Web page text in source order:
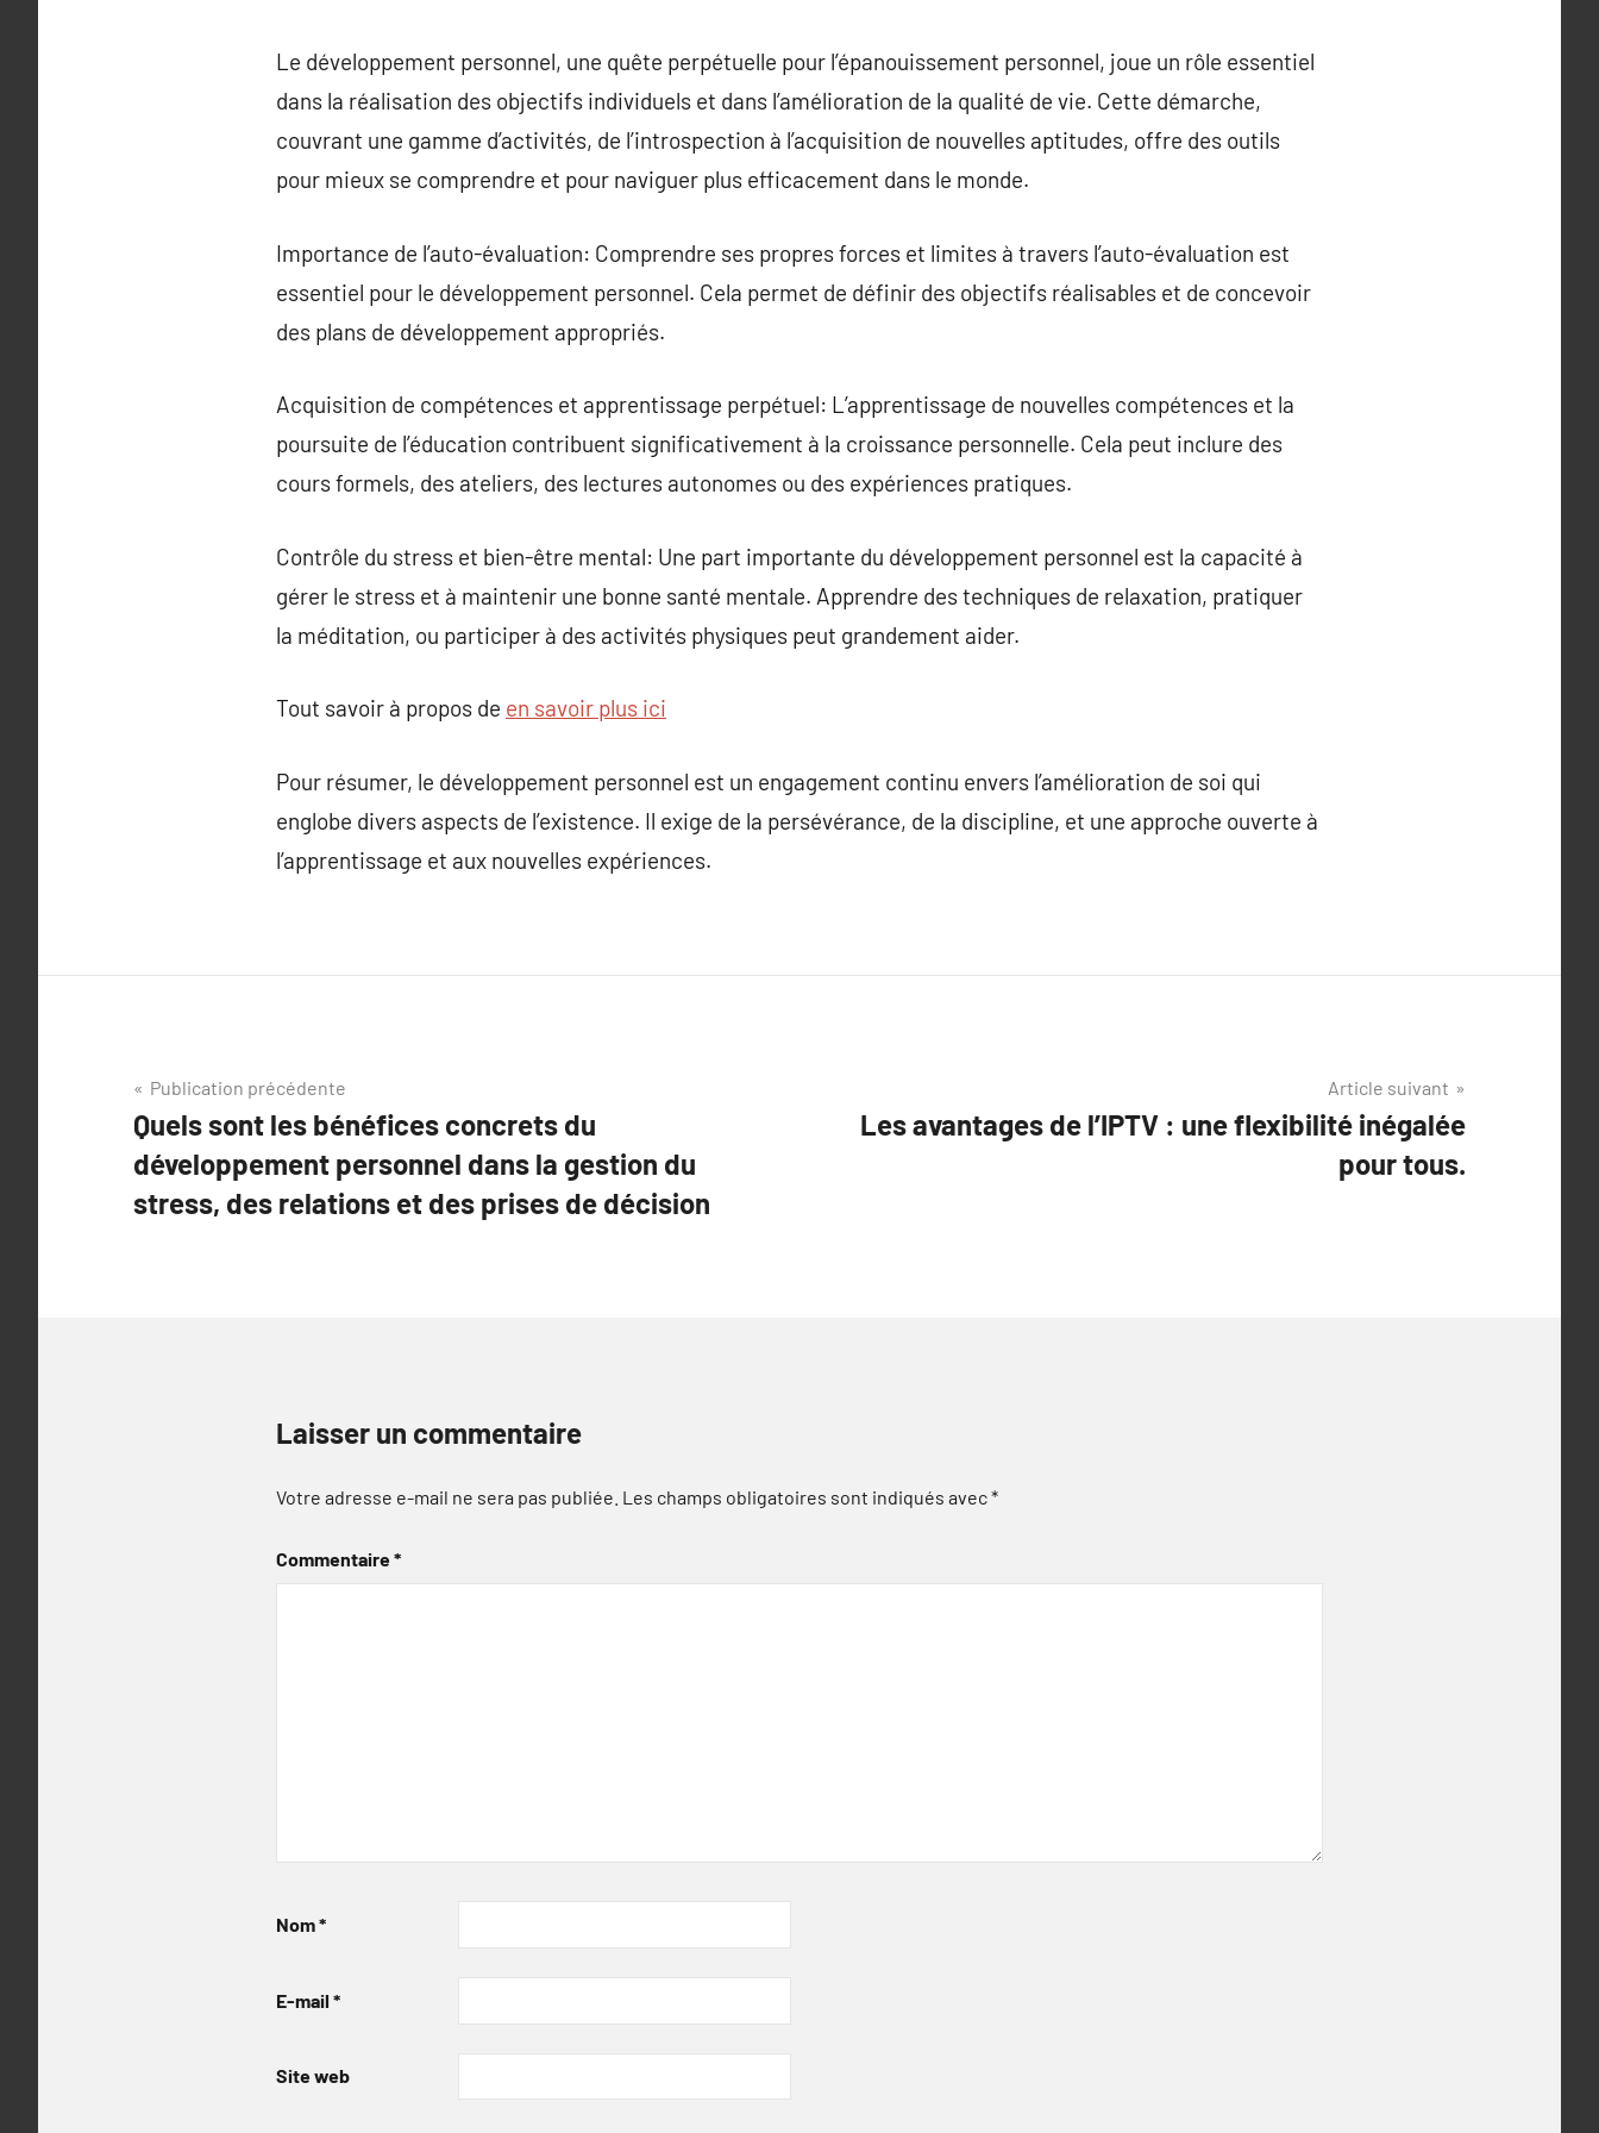
Le développement personnel, une quête perpétuelle pour l’épanouissement personnel, joue un rôle essentiel
dans la réalisation des objectifs individuels et dans l’amélioration de la qualité de vie. Cette démarche,
couvrant une gamme d’activités, de l’introspection à l’acquisition de nouvelles aptitudes, offre des outils
pour mieux se comprendre et pour naviguer plus efficacement dans le monde.
Importance de l’auto-évaluation: Comprendre ses propres forces et limites à travers l’auto-évaluation est
essentiel pour le développement personnel. Cela permet de définir des objectifs réalisables et de concevoir
des plans de développement appropriés.
Acquisition de compétences et apprentissage perpétuel: L’apprentissage de nouvelles compétences et la
poursuite de l’éducation contribuent significativement à la croissance personnelle. Cela peut inclure des
cours formels, des ateliers, des lectures autonomes ou des expériences pratiques.
Contrôle du stress et bien-être mental: Une part importante du développement personnel est la capacité à
gérer le stress et à maintenir une bonne santé mentale. Apprendre des techniques de relaxation, pratiquer
la méditation, ou participer à des activités physiques peut grandement aider.
Tout savoir à propos de en savoir plus ici
Pour résumer, le développement personnel est un engagement continu envers l’amélioration de soi qui
englobe divers aspects de l’existence. Il exige de la persévérance, de la discipline, et une approche ouverte à
l’apprentissage et aux nouvelles expériences.
Navigation
de
l’article
Publication précédente
Quels sont les bénéfices concrets du
développement personnel dans la gestion du
stress, des relations et des prises de décision
Article suivant
Les avantages de l’IPTV : une flexibilité inégalée
pour tous.
Laisser un commentaire
Votre adresse e-mail ne sera pas publiée. Les champs obligatoires sont indiqués avec*
Commentaire*
Nom*
E-mail *
Site web